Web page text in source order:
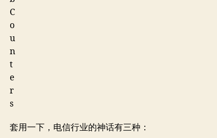
套用一下，电信行业的神话有三种：